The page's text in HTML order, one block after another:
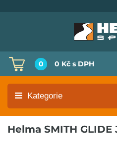
0 0 Kč s DPH
Kategorie
Helma SMITH